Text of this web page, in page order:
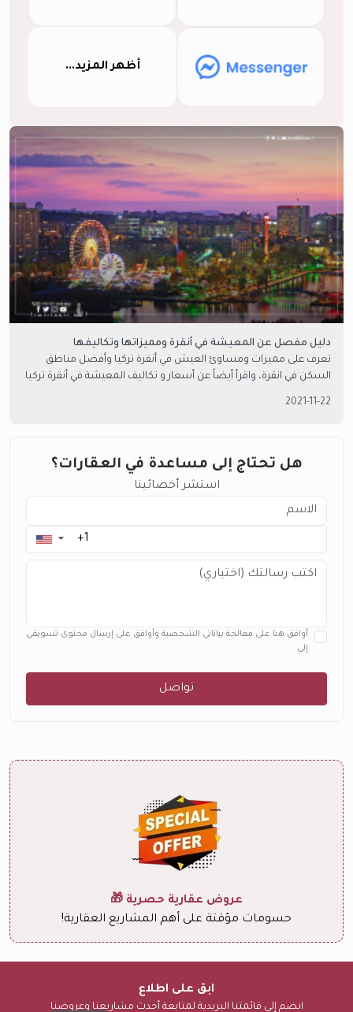
أظهر المزيد...
دليل مفصل عن المعيشة في أنقرة ومميزاتها وتكاليفها
تعرف على مميزات ومساوئ العيش في أنقرة تركيا وأفضل مناطق
السكن في انقرة، واقرأ أيضاً عن أسعار و تكاليف المعيشة في أنقرة تركيا.
2021-11-22
هل تحتاج إلى مساعدة في العقارات؟
استشر أخصائينا
▼
أوافق هنا على معالجة بياناتي الشخصية وأوافق على إرسال محتوى تسويقي
إلي.
تواصل
عروض عقارية حصرية 🎁
حسومات مؤقتة على أهم المشاريع العقارية!
ابق على اطلاع
انضم إلى قائمتنا البريدية لمتابعة أحدث مشاريعنا وعروضنا